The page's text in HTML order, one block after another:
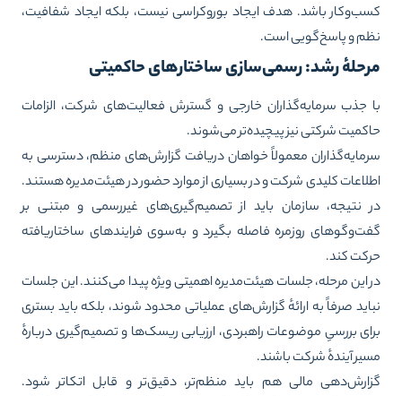
باشد. هدف ایجاد بوروکراسی نیست، بلکه ایجاد شفافیت،
و پاسخ‌گویی است.
رشد: رسمی‌سازی ساختارهای حاکمیتی
جذب سرمایه‌گذاران خارجی و گسترش فعالیت‌های شرکت، الزامات
شرکتی نیز پیچیده‌تر می‌شوند.
معمولاً خواهان دریافت گزارش‌های منظم، دسترسی به
کلیدی شرکت و در بسیاری از موارد حضور در هیئت‌مدیره هستند.
نتیجه، سازمان باید از تصمیم‌گیری‌های غیررسمی و مبتنی بر
روزمره فاصله بگیرد و به‌سوی فرایندهای ساختاریافته
کند.
این مرحله، جلسات هیئت‌مدیره اهمیتی ویژه پیدا می‌کنند. این جلسات
صرفاً به ارائهٔ گزارش‌های عملیاتی محدود شوند، بلکه باید بستری
بررسیِ موضوعات راهبردی، ارزیابی ریسک‌ها و تصمیم‌گیری دربارهٔ
آیندهٔ شرکت باشند.
مالی هم باید منظم‌تر، دقیق‌تر و قابل اتکاتر شود.